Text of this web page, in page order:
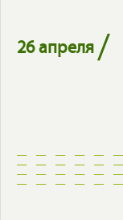
26 апреля/